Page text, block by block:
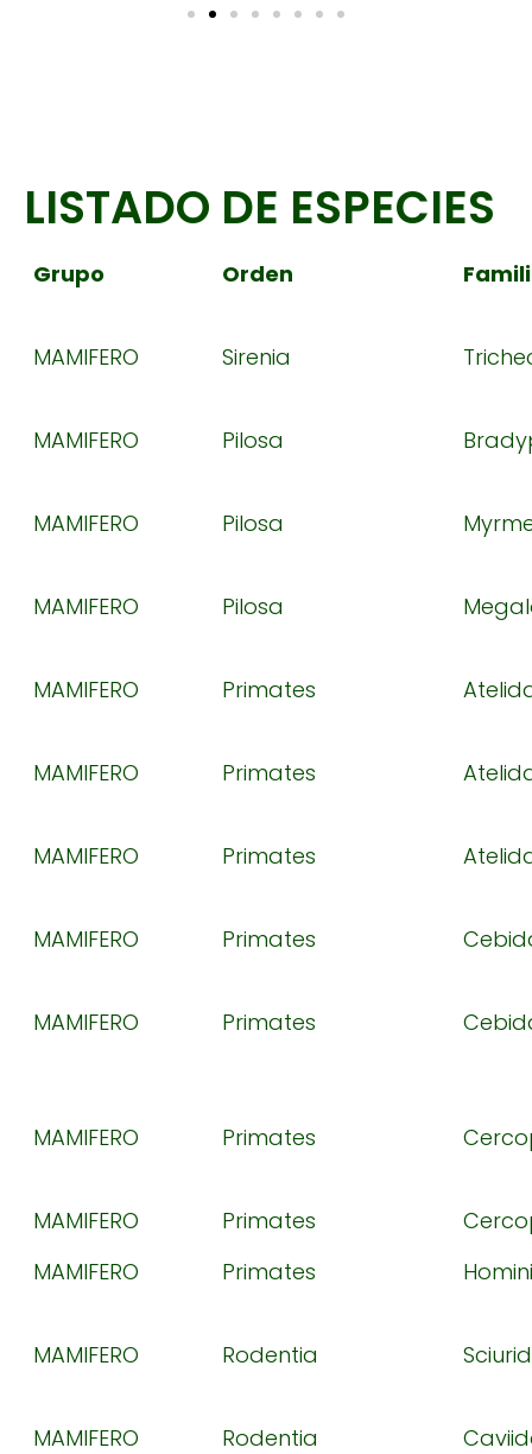
LISTADO DE ESPECIES
Grupo Orden
MAMIFERO Sirenia
MAMIFERO Pilosa
MAMIFERO Pilosa
MAMIFERO Pilosa
MAMIFERO Primates
MAMIFERO Primates
MAMIFERO Primates
MAMIFERO Primates
MAMIFERO Primates
MAMIFERO Primates
MAMIFERO Primates
MAMIFERO
Primates
MAMIFERO Rodentia
MAMIFERO Rodentia